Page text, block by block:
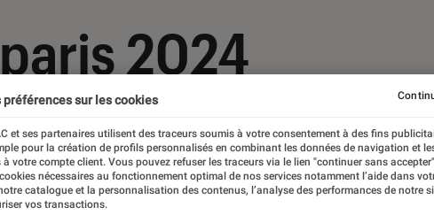
2024
préférences sur les cookies
et ses partenaires utilisent des traceurs soumis à votre consentement à des fins
pour la création de profils personnalisés en combinant les données de navigation et
à votre compte client. Vous pouvez refuser les traceurs via le lien "continuer sans
nécessaires au fonctionnement optimal de nos services notamment l’aide dans
catalogue et la personnalisation des contenus, l’analyse des performances de notre
vos transactions.